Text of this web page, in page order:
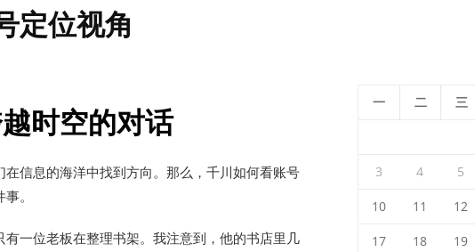
定位视角
时空的对话
信息的海洋中找到方向。那么，千川如何看账号
。
一位老板在整理书架。我注意到，他的书店里几
一 二 三
3 4 5
10 11 12
17 18 19